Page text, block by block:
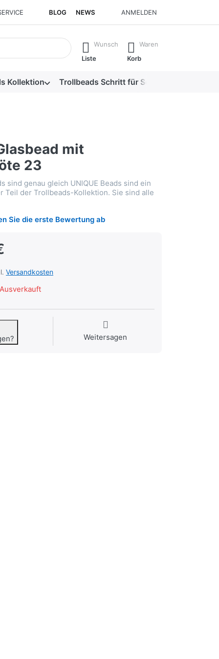
BLOG NEWS ANMELDEN
erste Ergebnisse. Drücken Sie die Eingabetaste, um alle
Wunsch
Liste
Waren
Korb
Kollektion Trollbeads Schritt für Schritt
mit
23
sind genau gleich UNIQUE Beads sind ein
Teil der Trollbeads-Kollektion. Sie sind alle
Sie die erste Bewertung ab
Versandkosten
Ausverkauft
Weitersagen